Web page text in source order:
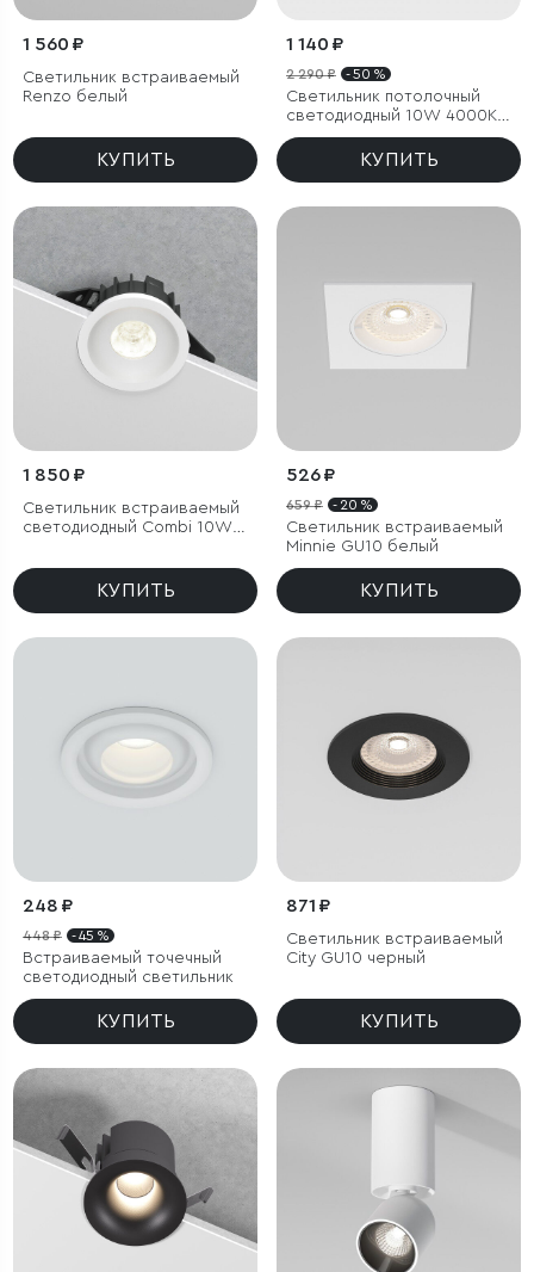
1 560 ₽
Светильник встраиваемый
Renzo белый
КУПИТЬ
1 140 ₽
2 290 ₽ - 50 %
Светильник потолочный
светодиодный 10W 4000K
белый
КУПИТЬ
1 850 ₽
Светильник встраиваемый
светодиодный Combi 10W
КУПИТЬ
526 ₽
659 ₽ - 20 %
Светильник встраиваемый
Minnie GU10 белый
КУПИТЬ
248 ₽
448 ₽ - 45 %
Встраиваемый точечный
светодиодный светильник
КУПИТЬ
871 ₽
Светильник встраиваемый
City GU10 черный
КУПИТЬ